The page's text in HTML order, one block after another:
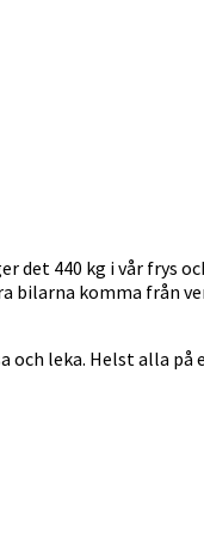
det 440 kg i vår frys
bilarna komma från
leka. Helst alla på